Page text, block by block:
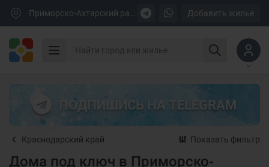
Добавить жилье
ПОДПИШИСЬ НА TELEGRAM
Краснодарский край Показать фильтр
Дома под ключ в Приморско-